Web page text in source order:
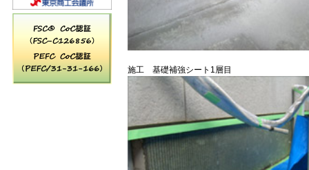
施工 基礎補強シート1層目